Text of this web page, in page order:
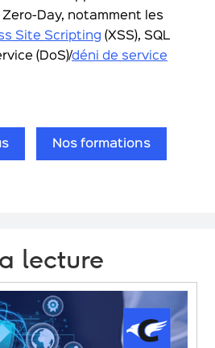
Day, notamment les
Site Scripting (XSS), SQL
(DoS)/déni de service
Nos formations
lecture